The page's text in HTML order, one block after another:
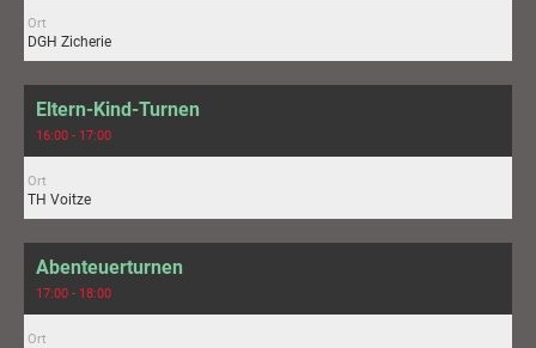
Ort
DGH Zicherie
Eltern-Kind-Turnen
16:00 - 17:00
Ort
TH Voitze
Abenteuerturnen
17:00 - 18:00
Ort